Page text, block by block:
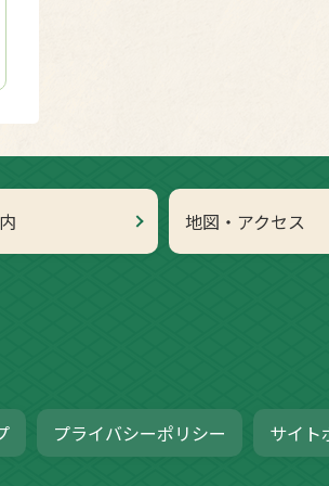
地図・アクセス
プライバシーポリシー サイト